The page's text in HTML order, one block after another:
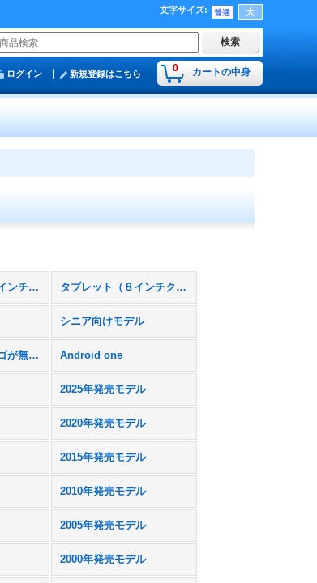
文字サイズ:
0 カートの中身
ログイン 新規登録はこちら
タブレット（１０インチクラス） タブレット（８インチクラス）
シニア向けモデル
本体にキャリアロゴが無いスマホモック Android one
2025年発売モデル
2020年発売モデル
2015年発売モデル
2010年発売モデル
2005年発売モデル
2000年発売モデル